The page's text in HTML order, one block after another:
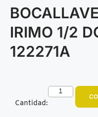
IRIMO 1/2
122271A
Cantidad: